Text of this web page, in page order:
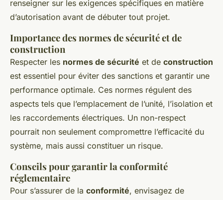
renseigner sur les exigences spécifiques en matière
d’autorisation avant de débuter tout projet.
Importance des normes de sécurité et de
construction
Respecter les normes de sécurité et de construction
est essentiel pour éviter des sanctions et garantir une
performance optimale. Ces normes régulent des
aspects tels que l’emplacement de l’unité, l’isolation et
les raccordements électriques. Un non-respect
pourrait non seulement compromettre l’efficacité du
système, mais aussi constituer un risque.
Conseils pour garantir la conformité
réglementaire
Pour s’assurer de la conformité, envisagez de